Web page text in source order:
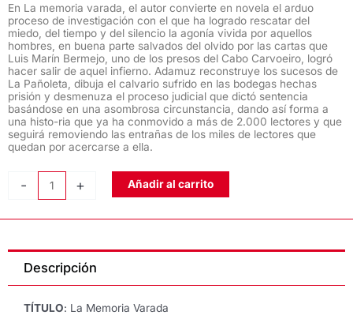
En La memoria varada, el autor convierte en novela el arduo
proceso de investigación con el que ha logrado rescatar del
miedo, del tiempo y del silencio la agonía vivida por aquellos
hombres, en buena parte salvados del olvido por las cartas que
Luis Marín Bermejo, uno de los presos del Cabo Carvoeiro, logró
hacer salir de aquel infierno. Adamuz reconstruye los sucesos de
La Pañoleta, dibuja el calvario sufrido en las bodegas hechas
prisión y desmenuza el proceso judicial que dictó sentencia
basándose en una asombrosa circunstancia, dando así forma a
una histo-ria que ya ha conmovido a más de 2.000 lectores y que
seguirá removiendo las entrañas de los miles de lectores que
quedan por acercarse a ella.
-
MEMORIA
Rafael
Adamuz
cantidad
+ Añadir al carrito
Descripción
TÍTULO: La Memoria Varada